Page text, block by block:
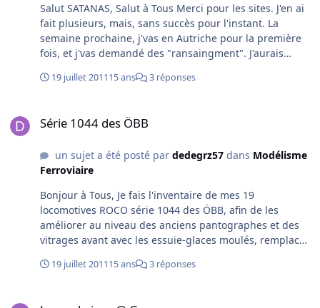
Salut SATANAS, Salut à Tous Merci pour les sites. J'en ai
fait plusieurs, mais, sans succès pour l'instant. La
semaine prochaine, j'vas en Autriche pour la première
fois, et j'vas demandé des "ransaingment". J'aurais
19 juillet 201115 ans 3 réponses
Série 1044 des ÖBB
un sujet a été posté par dedegrz57dans Modélisme
Ferroviaire
Bonjour à Tous, Je fais l'inventaire de mes 19
locomotives ROCO série 1044 des ÖBB, afin de les
améliorer au niveau des anciens pantographes et des
vitrages avant avec les essuie-glaces moulés, remplacé
63581 n° 1044 255 - 6 baptisée "TYROL", l'écusson est
19 juillet 201115 ans 3 réponses